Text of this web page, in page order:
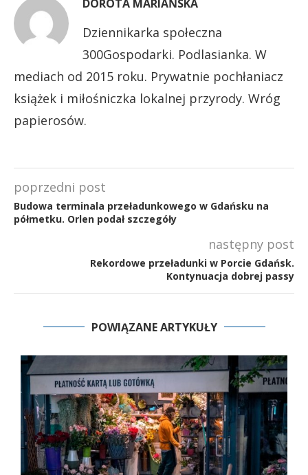
DOROTA MARIAŃSKA
Dziennikarka społeczna
300Gospodarki. Podlasianka. W
mediach od 2015 roku. Prywatnie pochłaniacz
książek i miłośniczka lokalnej przyrody. Wróg
papierosów.
poprzedni post
Budowa terminala przeładunkowego w Gdańsku na
półmetku. Orlen podał szczegóły
następny post
Rekordowe przeładunki w Porcie Gdańsk.
Kontynuacja dobrej passy
POWIĄZANE ARTYKUŁY